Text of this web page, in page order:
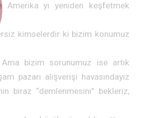
Amerika yı yeniden keşfetmek
kimselerdir ki bizim konumuz
bizim sorunumuz ise artık
pazarı alışverişi havasındayız
biraz “demlenmesini” bekleriz,